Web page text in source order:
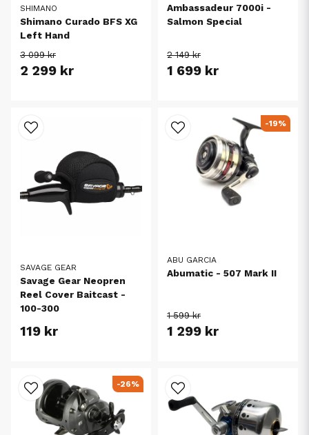
SHIMANO
Shimano Curado BFS XG
Left Hand
3 099 kr
2 299 kr
Ambassadeur 7000i -
Salmon Special
2 149 kr
1 699 kr
SAVAGE GEAR
Savage Gear Neopren
Reel Cover Baitcast -
100-300
119 kr
ABU GARCIA
Abumatic - 507 Mark II
1 599 kr
1 299 kr
-19%
-26%